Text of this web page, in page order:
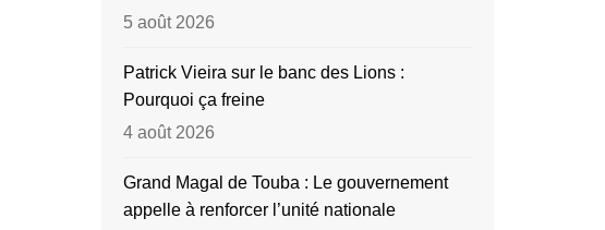
5 août 2026
Patrick Vieira sur le banc des Lions :
Pourquoi ça freine
4 août 2026
Grand Magal de Touba : Le gouvernement
appelle à renforcer l’unité nationale